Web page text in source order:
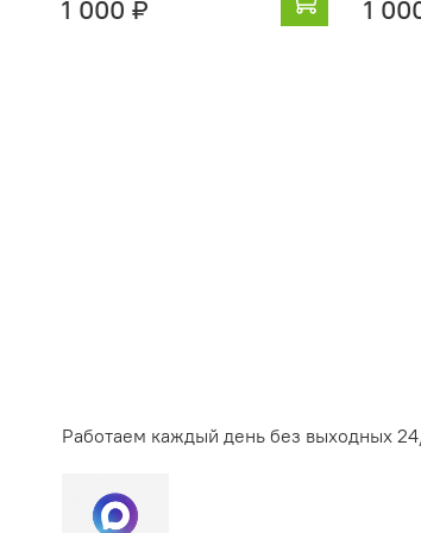
1 000 ₽ 1
Работаем каждый день без выходных